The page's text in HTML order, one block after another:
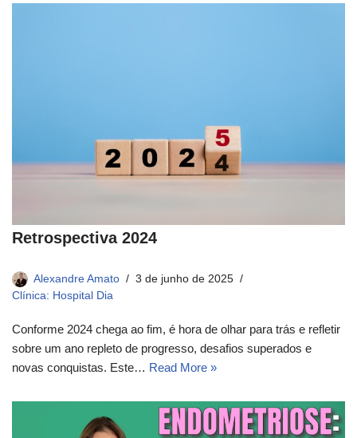
Retrospectiva 2024
Alexandre Amato
3 de junho de 2025
Clínica: Hospital Dia
Conforme 2024 chega ao fim, é hora de olhar para trás e refletir
sobre um ano repleto de progresso, desafios superados e
novas conquistas. Este… Read More »